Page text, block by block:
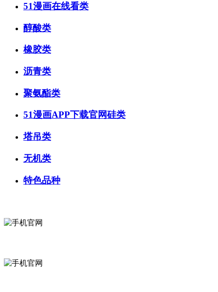
51漫画在线看类
醇酸类
橡胶类
沥青类
聚氨酯类
51漫画APP下载官网硅类
塔吊类
无机类
特色品种